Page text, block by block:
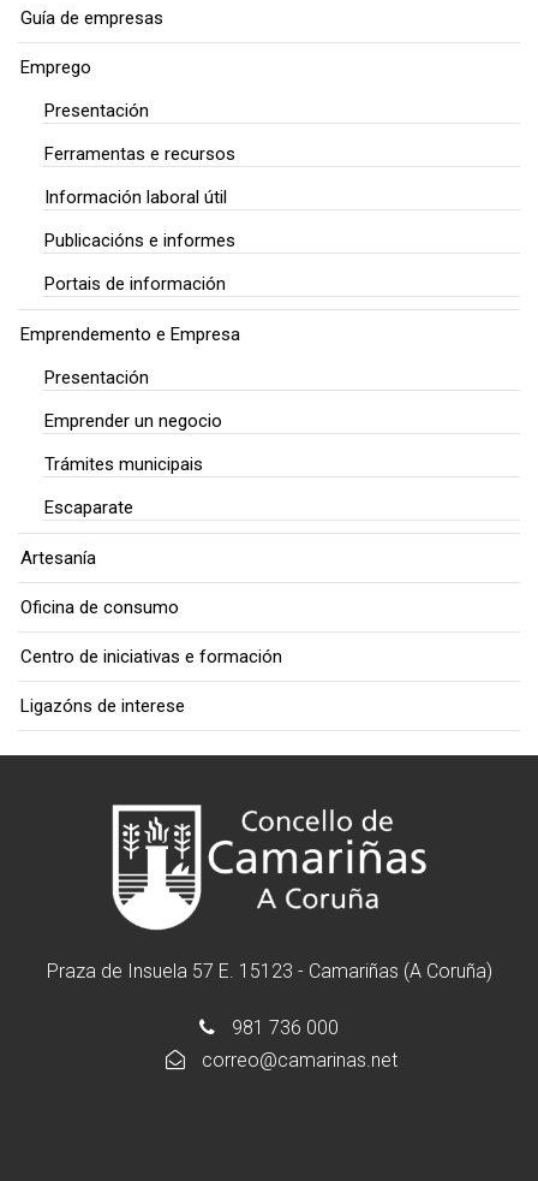
Guía de empresas
Emprego
Presentación
Ferramentas e recursos
Información laboral útil
Publicacións e informes
Portais de información
Emprendemento e Empresa
Presentación
Emprender un negocio
Trámites municipais
Escaparate
Artesanía
Oficina de consumo
Centro de iniciativas e formación
Ligazóns de interese
Praza de Insuela 57 E. 15123 - Camariñas (A Coruña)
981 736 000
correo@camarinas.net